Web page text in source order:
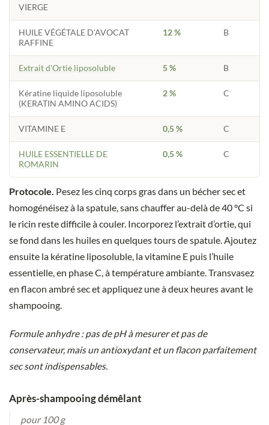
VIERGE
HUILE VÉGÉTALE D'AVOCAT
RAFFINE
12 % B
Extrait d'Ortie liposoluble 5 % B
Kératine liquide liposoluble
(KERATIN AMINO ACIDS)
2 % C
VITAMINE E 0,5 % C
HUILE ESSENTIELLE DE
ROMARIN
0,5 % C
Protocole. Pesez les cinq corps gras dans un bécher sec et
homogénéisez à la spatule, sans chauffer au-delà de 40 °C si
le ricin reste difficile à couler. Incorporez l’extrait d’ortie, qui
se fond dans les huiles en quelques tours de spatule. Ajoutez
ensuite la kératine liposoluble, la vitamine E puis l’huile
essentielle, en phase C, à température ambiante. Transvasez
en flacon ambré sec et appliquez une à deux heures avant le
shampooing.
Formule anhydre : pas de pH à mesurer et pas de
conservateur, mais un antioxydant et un flacon parfaitement
sec sont indispensables.
Après-shampooing démêlant
pour 100 g